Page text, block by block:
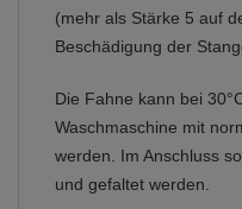
(mehr als Stärke 5 auf
Beschädigung der
Die Fahne kann bei
Waschmaschine mit
werden. Im Anschluss
und gefaltet werden.